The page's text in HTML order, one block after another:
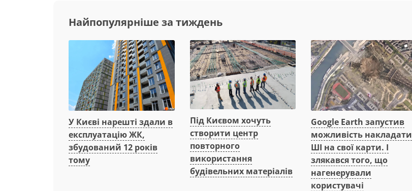
Найпопулярніше за тиждень
У Києві нарешті здали в
експлуатацію ЖК,
збудований 12 років
тому
Під Києвом хочуть
створити центр
повторного
використання
будівельних матеріалів
Google Earth запустив
можливість накладати
ШІ на свої карти. І
злякався того, що
нагенерували
користувачі